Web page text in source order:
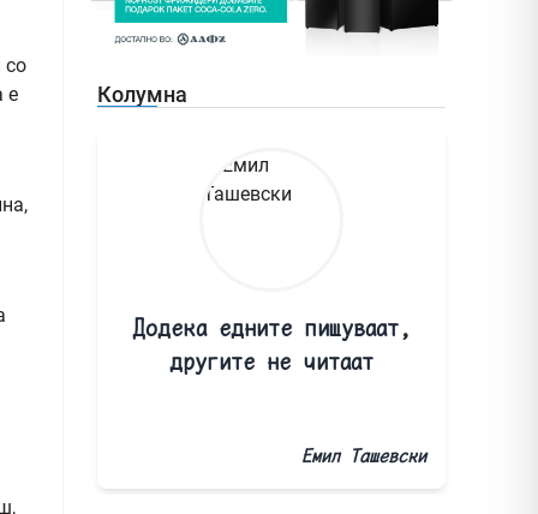
со
е
Колумна
Додека едните пишуваат,
другите не читаат
Емил Ташевски